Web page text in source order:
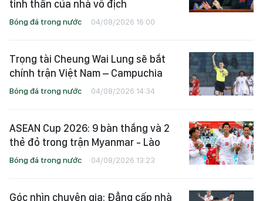
tinh thần của nhà vô địch
Bóng đá trong nước 04/08/2026 16:00
Trọng tài Cheung Wai Lung sẽ bắt
chính trận Việt Nam – Campuchia
Bóng đá trong nước 04/08/2026 14:34
ASEAN Cup 2026: 9 bàn thắng và 2
thẻ đỏ trong trận Myanmar - Lào
Bóng đá trong nước 04/08/2026 13:23
Góc nhìn chuyên gia: Đẳng cấp nhà